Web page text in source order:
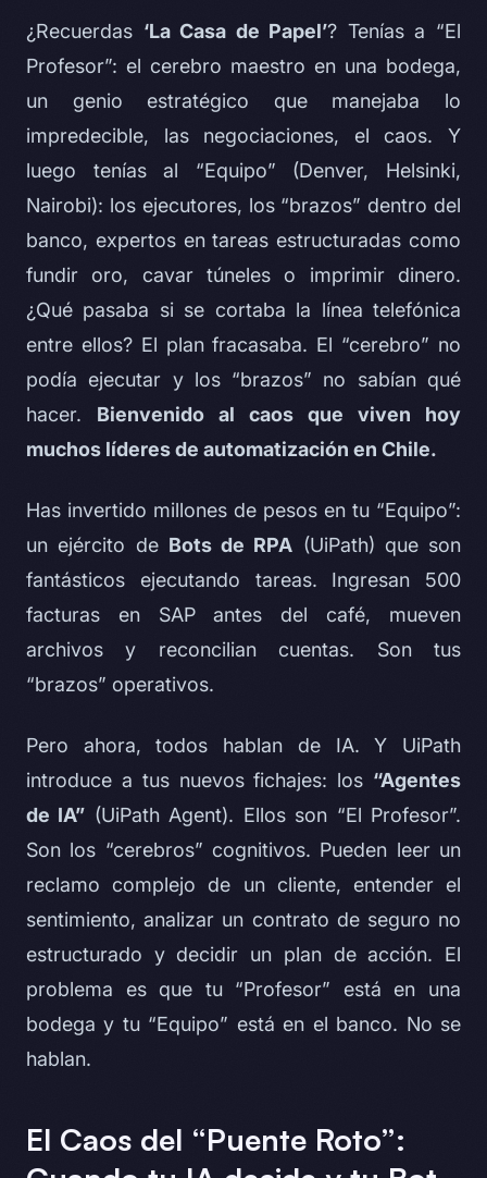
¿Recuerdas ‘La Casa de Papel’? Tenías a “El
Profesor”: el cerebro maestro en una bodega,
un genio estratégico que manejaba lo
impredecible, las negociaciones, el caos. Y
luego tenías al “Equipo” (Denver, Helsinki,
Nairobi): los ejecutores, los “brazos” dentro del
banco, expertos en tareas estructuradas como
fundir oro, cavar túneles o imprimir dinero.
¿Qué pasaba si se cortaba la línea telefónica
entre ellos? El plan fracasaba. El “cerebro” no
podía ejecutar y los “brazos” no sabían qué
hacer. Bienvenido al caos que viven hoy
muchos líderes de automatización en Chile.
Has invertido millones de pesos en tu “Equipo”:
un ejército de Bots de RPA (UiPath) que son
fantásticos ejecutando tareas. Ingresan 500
facturas en SAP antes del café, mueven
archivos y reconcilian cuentas. Son tus
“brazos” operativos.
Pero ahora, todos hablan de IA. Y UiPath
introduce a tus nuevos fichajes: los “Agentes
de IA” (UiPath Agent). Ellos son “El Profesor”.
Son los “cerebros” cognitivos. Pueden leer un
reclamo complejo de un cliente, entender el
sentimiento, analizar un contrato de seguro no
estructurado y decidir un plan de acción. El
problema es que tu “Profesor” está en una
bodega y tu “Equipo” está en el banco. No se
hablan.
El Caos del “Puente Roto”: